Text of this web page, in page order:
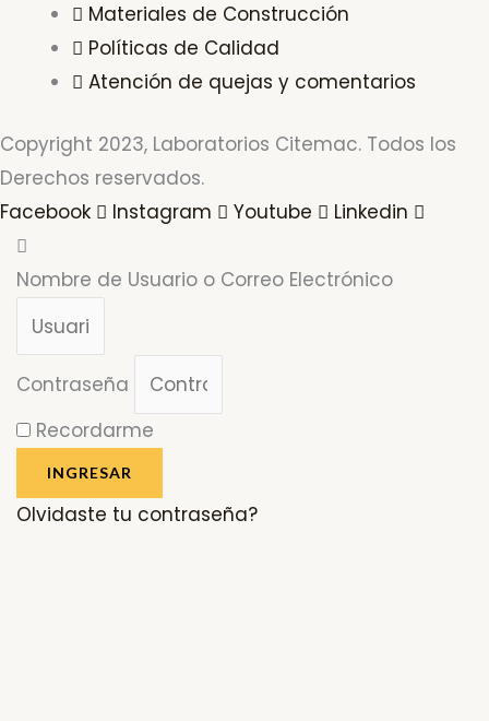
Materiales de Construcción
Políticas de Calidad
Atención de quejas y comentarios
Copyright 2023, Laboratorios Citemac. Todos los
Derechos reservados.
Facebook
Instagram Youtube Linkedin
Nombre de Usuario o Correo Electrónico
Contraseña
Recordarme
INGRESAR
Olvidaste tu contraseña?